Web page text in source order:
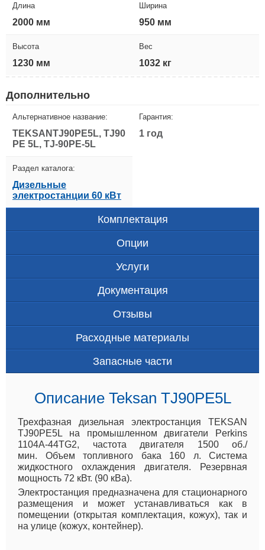
Длина
2000 мм
Ширина
950 мм
Высота
1230 мм
Вес
1032 кг
Дополнительно
Альтернативное название:
TEKSANTJ90PE5L, TJ90
PE 5L, TJ-90PE-5L
Гарантия:
1 год
Раздел каталога:
Дизельные
электростанции 60 кВт
Комплектация
Опции
Услуги
Документация
Отзывы
Расходные материалы
Запасные части
Описание Teksan TJ90PE5L
Трехфазная дизельная электростанция TEKSAN
TJ90PE5L на промышленном двигатели Perkins
1104A-44TG2, частота двигателя 1500 об./
мин. Объем топливного бака 160 л. Система
жидкостного охлаждения двигателя. Резервная
мощность 72 кВт. (90 кВа).
Электростанция предназначена для стационарного
размещения и может устанавливаться как в
помещении (открытая комплектация, кожух), так и
на улице (кожух, контейнер).